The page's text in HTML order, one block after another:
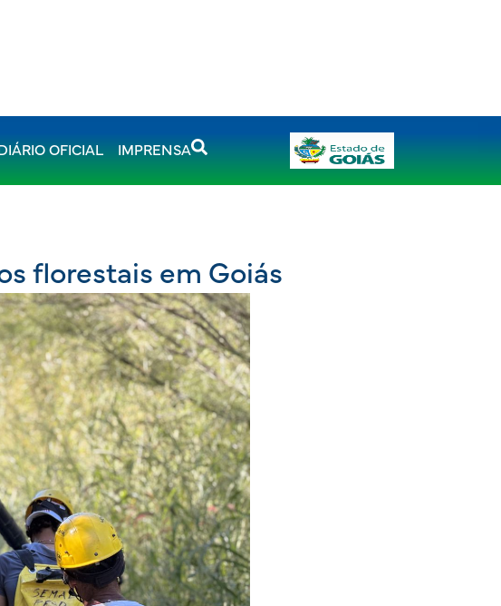
DIÁRIO OFICIAL IMPRENSA
florestais em Goiás